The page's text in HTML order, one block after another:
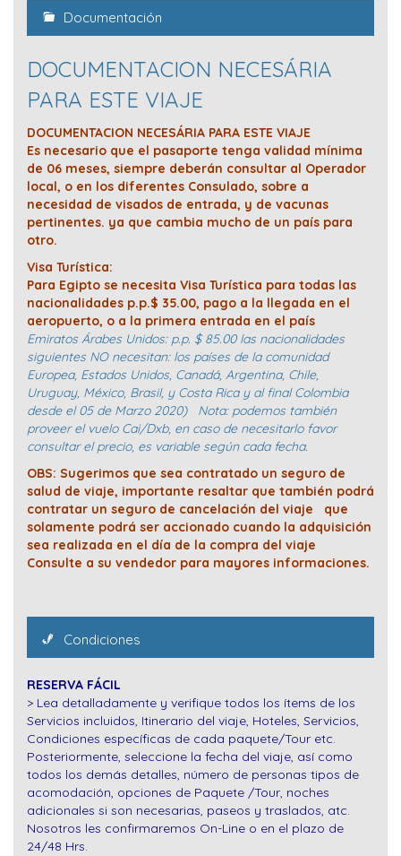
Documentación
DOCUMENTACION NECESÁRIA
PARA ESTE VIAJE
DOCUMENTACION NECESÁRIA PARA ESTE VIAJE
Es necesario que el pasaporte tenga validad mínima
de 06 meses, siempre deberán consultar al Operador
local, o en los diferentes Consulado, sobre a
necesidad de visados de entrada, y de vacunas
pertinentes. ya que cambia mucho de un país para
otro.
Visa Turística:
Para Egipto se necesita Visa Turística para todas las
nacionalidades p.p.$ 35.00, pago a la llegada en el
aeropuerto, o a la primera entrada en el país
Emiratos Árabes Unidos: p.p. $ 85.00 las nacionalidades
siguientes NO necesitan: los países de la comunidad
Europea, Estados Unidos, Canadá, Argentina, Chile,
Uruguay, México, Brasil, y Costa Rica y al final Colombia
desde el 05 de Marzo 2020) Nota: podemos también
proveer el vuelo Cai/Dxb, en caso de necesitarlo favor
consultar el precio, es variable según cada fecha.
OBS: Sugerimos que sea contratado un seguro de
salud de viaje, importante resaltar que también podrá
contratar un seguro de cancelación del viaje que
solamente podrá ser accionado cuando la adquisición
sea realizada en el día de la compra del viaje
Consulte a su vendedor para mayores informaciones.
Condiciones
RESERVA FÁCIL
> Lea detalladamente y verifique todos los ítems de los
Servicios incluidos, Itinerario del viaje, Hoteles, Servicios,
Condiciones específicas de cada paquete/Tour etc.
Posteriormente, seleccione la fecha del viaje, así como
todos los demás detalles, número de personas tipos de
acomodación, opciones de Paquete /Tour, noches
adicionales si son necesarias, paseos y traslados, atc.
Nosotros les confirmaremos On-Line o en el plazo de
24/48 Hrs.